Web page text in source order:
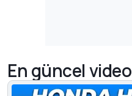
En güncel video